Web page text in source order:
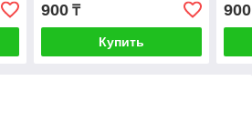
900₸
Купить
900